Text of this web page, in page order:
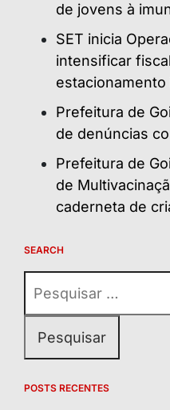
de jovens à
SET inicia
intensificar
Prefeitura de
de denúncias
Prefeitura de
de
caderneta de
SEARCH
por:
POSTS RECENTES